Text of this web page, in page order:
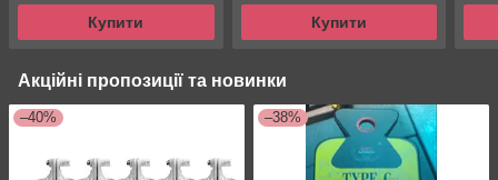
Купити Купити
Акційні пропозиції та новинки
–40% –38%